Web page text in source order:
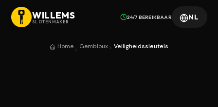
WILLEMS
SLOTENMAKER
24/7 BEREIKBAAR NL
Home Gembloux Veiligheidssleutels